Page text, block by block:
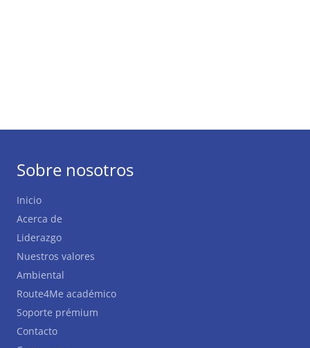
Sobre nosotros
Inicio
Acerca de
Liderazgo
Nuestros valores
Ambiental
Route4Me académico
Soporte prémium
Contacto